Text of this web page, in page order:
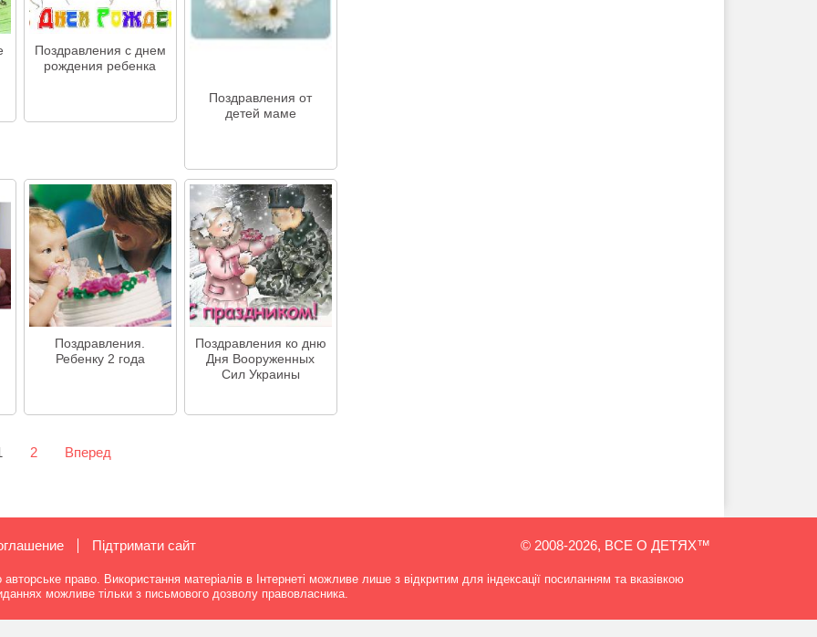
Поздравления с днем
рождения ребенка
Поздравления от
детей маме
Поздравления.
Ребенку 2 года
Поздравления ко дню
Дня Вооруженных
Сил Украины
2 Вперед
Підтримати сайт © 2008-2026, ВСЕ О ДЕТЯХ™
право. Використання матеріалів в Інтернеті можливе лише з відкритим для індексації посиланням та вказівкою
можливе тільки з письмового дозволу правовласника.